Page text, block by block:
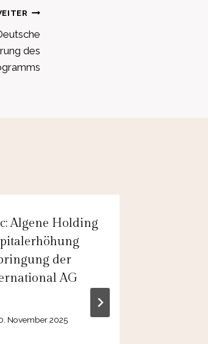
des
Algene Holding
der
AG
November 2025